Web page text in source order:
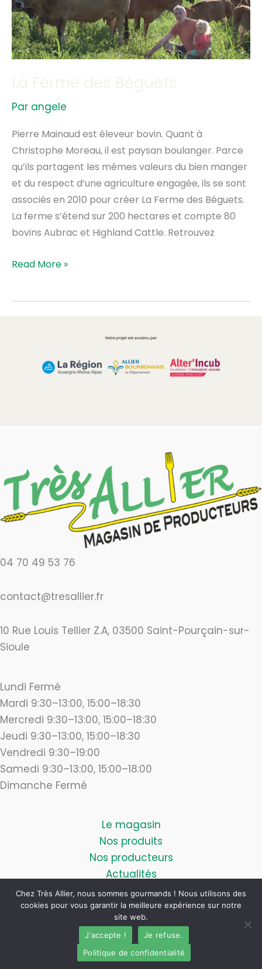
Par angele
Pierre Mainaud est éleveur bovin. Quant à
Christophe Moreau, il est paysan boulanger. Parce
qu’ils partagent les mêmes valeurs du bien manger
et du respect d’une agriculture engagée, ils se sont
associés en 2010 pour créer La Ferme des Béguets.
La ferme s’étend sur 200 hectares et compte 80
bovins Aubrac et Highland Cattle. Retrouvez
Béguets
Read More »
04 70 49 53 76
contact@tresallier.fr
10 Rue Louis Tellier Z.A, 03500 Saint-Pourçain-sur-
Sioule
Lundi Fermé
Mardi 9:30–13:00, 15:00–18:30
Mercredi 9:30–13:00, 15:00–18:30
Jeudi 9:30–13:00, 15:00–18:30
Vendredi 9:30–19:00
Samedi 9:30–13:00, 15:00–18:00
Dimanche Fermé
Le magasin
Nos produits
Nos producteurs
Actualités
Blog
Contact
Chez Très Allier, nous sommes gourmands ! Nous utilisons des
cookies pour vous garantir la meilleure expérience sur notre
site web.
J'accepte !
Je refuse.
Politique de confidentialité